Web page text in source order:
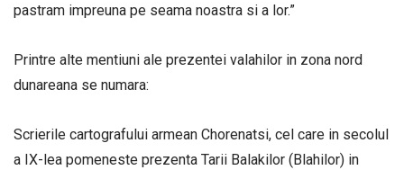
pastram impreuna pe seama noastra si a lor.”
Printre alte mentiuni ale prezentei valahilor in zona nord
dunareana se numara:
Scrierile cartografului armean Chorenatsi, cel care in secolul
a IX-lea pomeneste prezenta Tarii Balakilor (Blahilor) in